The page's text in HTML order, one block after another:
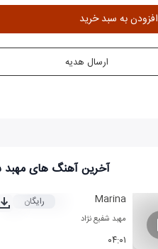
افزودن به سبد خرید
ارسال هدیه
آخرین آهنگ های مهبد
Marina
مهبد شفیع نژاد
۰۴:۰۱
رایگان